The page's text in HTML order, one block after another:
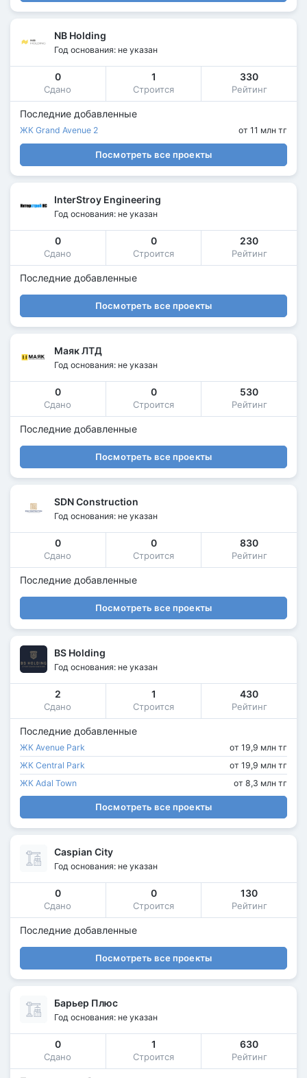
NB Holding
Год основания: не указан
0
Сдано
1
Строится
330
Рейтинг
Последние добавленные
ЖК Grand Avenue 2 от 11 млн тг
Посмотреть все проекты
InterStroy Engineering
Год основания: не указан
0
Сдано
0
Строится
230
Рейтинг
Последние добавленные
Посмотреть все проекты
Маяк ЛТД
Год основания: не указан
0
Сдано
0
Строится
530
Рейтинг
Последние добавленные
Посмотреть все проекты
SDN Construction
Год основания: не указан
0
Сдано
0
Строится
830
Рейтинг
Последние добавленные
Посмотреть все проекты
BS Holding
Год основания: не указан
2
Сдано
1
Строится
430
Рейтинг
Последние добавленные
ЖК Avenue Park
от 19,9 млн тг
ЖК Central Park
от 19,9 млн тг
ЖК Adal Town
от 8,3 млн тг
Посмотреть все проекты
Caspian City
Год основания: не указан
0
Сдано
0
Строится
130
Рейтинг
Последние добавленные
Посмотреть все проекты
Барьер Плюс
Год основания: не указан
0
Сдано
1
Строится
630
Рейтинг